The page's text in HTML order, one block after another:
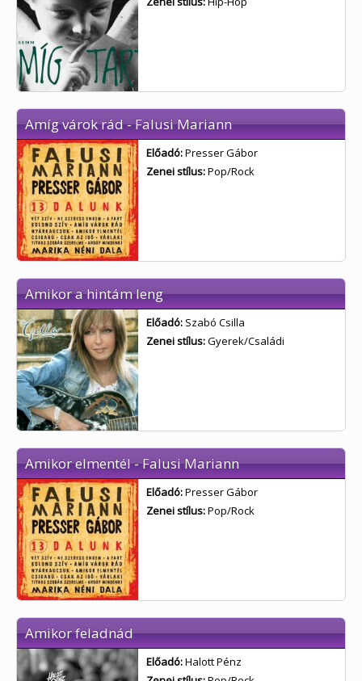
Amíg várok rád - Falusi Mariann
Előadó:Presser Gábor
Zenei stílus:Pop/Rock
Amikor a hintám leng
Előadó: Szabó Csilla
Zenei stílus:Gyerek/Családi
Amikor elmentél - Falusi Mariann
Előadó:Presser Gábor
Zenei stílus:Pop/Rock
Amikor feladnád
Előadó:Halott Pénz